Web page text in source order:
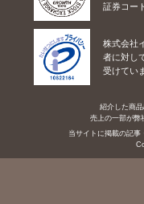
証券コー
株式会社
者に対し
受けてい
紹介した商品
売上の一部が弊
当サイトに掲載の記事